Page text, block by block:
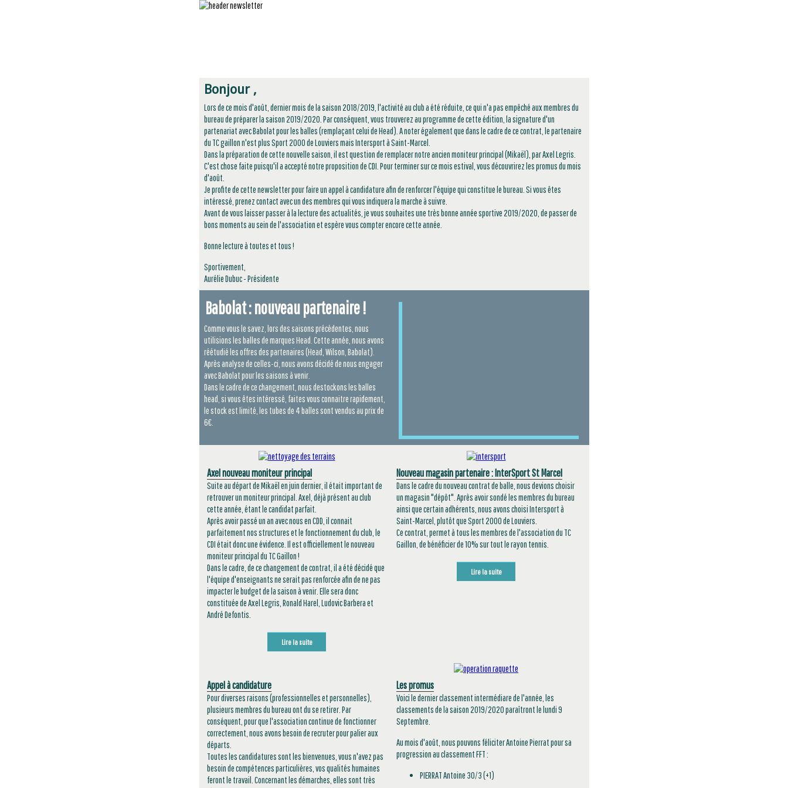
Bonjour ,
Lors de ce mois d'août, dernier mois de la saison 2018/2019, l'activité au club a été réduite, ce qui n'a pas empêché aux membres du
bureau de préparer la saison 2019/2020. Par conséquent, vous trouverez au programme de cette édition, la signature d'un
partenariat avec Babolat pour les balles (remplaçant celui de Head). A noter également que dans le cadre de ce contrat, le partenaire
du TC gaillon n'est plus Sport 2000 de Louviers mais Intersport à Saint-Marcel.
Dans la préparation de cette nouvelle saison, il est question de remplacer notre ancien moniteur principal (Mikaël), par Axel Legris.
C'est chose faite puisqu'il a accepté notre proposition de CDI. Pour terminer sur ce mois estival, vous découvrirez les promus du mois
d'août.
Je profite de cette newsletter pour faire un appel à candidature afin de renforcer l'équipe qui constitue le bureau. Si vous êtes
intéressé, prenez contact avec un des membres qui vous indiquera la marche à suivre.
Avant de vous laisser passer à la lecture des actualités, je vous souhaites une très bonne année sportive 2019/2020, de passer de
bons moments au sein de l'association et espère vous compter encore cette année.
Bonne lecture à toutes et tous !
Sportivement,
Aurélie Dubuc - Présidente
Babolat : nouveau partenaire !
Comme vous le savez, lors des saisons précédentes, nous
utilisions les balles de marques Head. Cette année, nous avons
réétudié les offres des partenaires (Head, Wilson, Babolat).
Après analyse de celles-ci, nous avons décidé de nous engager
avec Babolat pour les saisons à venir.
Dans le cadre de ce changement, nous destockons les balles
head, si vous êtes intéressé, faites vous connaitre rapidement,
le stock est limité, les tubes de 4 balles sont vendus au prix de
6€.
Axel nouveau moniteur principal
Suite au départ de Mikaël en juin dernier, il était important de
retrouver un moniteur principal. Axel, déjà présent au club
cette année, étant le candidat parfait.
Après avoir passé un an avec nous en CDD, il connait
parfaitement nos structures et le fonctionnement du club, le
CDI était donc une évidence. Il est officiellement le nouveau
moniteur principal du TC Gaillon !
Dans le cadre, de ce changement de contrat, il a été décidé que
l'équipe d'enseignants ne serait pas renforcée afin de ne pas
impacter le budget de la saison à venir. Elle sera donc
constituée de Axel Legris, Ronald Harel, Ludovic Barbera et
André Defontis.
Lire la suite
Nouveau magasin partenaire : InterSport St Marcel
Dans le cadre du nouveau contrat de balle, nous devions choisir
un magasin "dépôt". Après avoir sondé les membres du bureau
ainsi que certain adhérents, nous avons choisi Intersport à
Saint-Marcel, plutôt que Sport 2000 de Louviers.
Ce contrat, permet à tous les membres de l'association du TC
Gaillon, de bénéficier de 10% sur tout le rayon tennis.
Lire la suite
Appel à candidature
Pour diverses raisons (professionnelles et personnelles),
plusieurs membres du bureau ont du se retirer. Par
conséquent, pour que l'association continue de fonctionner
correctement, nous avons besoin de recruter pour palier aux
départs.
Toutes les candidatures sont les bienvenues, vous n'avez pas
besoin de compétences particulières, vos qualités humaines
feront le travail. Concernant les démarches, elles sont très
Les promus
Voici le dernier classement intermédiare de l'année, les
classements de la saison 2019/2020 paraîtront le lundi 9
Septembre.
Au mois d'août, nous pouvons féliciter Antoine Pierrat pour sa
progression au classement FFT :
PIERRAT Antoine 30/3 (+1)